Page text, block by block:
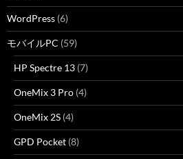
WordPress (6)
モバイルPC (59)
HP Spectre 13 (7)
OneMix 3 Pro (4)
OneMix 2S (4)
GPD Pocket (8)